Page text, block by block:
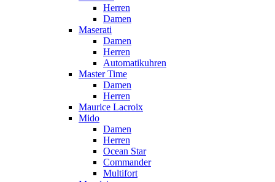
Herren
Damen
Maserati
Damen
Herren
Automatikuhren
Master Time
Damen
Herren
Maurice Lacroix
Mido
Damen
Herren
Ocean Star
Commander
Multifort